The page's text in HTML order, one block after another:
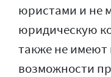
юристами и не
юридическую
также не имеют
возможности